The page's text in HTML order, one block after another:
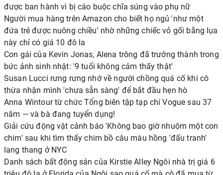
được ban hành vì bị cáo buộc chĩa súng vào phụ nữ
Người mua hàng trên Amazon cho biết họ ngủ 'như một
đứa trẻ được nuông chiều' nhờ những chiếc vỏ gối bằng lụa
này chỉ có giá 10 đô la
Con gái của Kevin Jonas, Alena trông đã trưởng thành trong
bức ảnh sinh nhật: '9 tuổi không cảm thấy thật'
Susan Lucci rưng rưng nhớ về người chồng quá cố khi cô
thừa nhận mình 'chưa sẵn sàng' để bắt đầu hẹn hò
Anna Wintour từ chức Tổng biên tập tạp chí Vogue sau 37
năm — và bà đang tuyển dụng!
Giải cứu động vật cảnh báo 'Không bao giờ nhuộm một con
chim' sau khi tìm thấy chim bồ câu màu hồng 'đấu tranh'
lang thang ở NYC
Danh sách bất động sản của Kirstie Alley Ngôi nhà trị giá 6